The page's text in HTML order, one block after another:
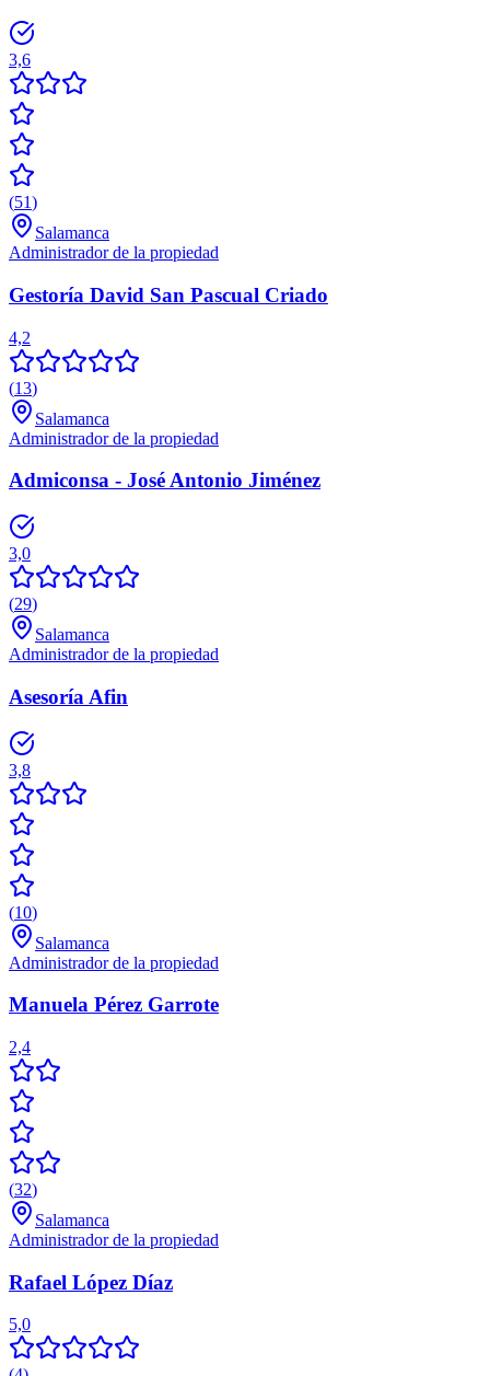
3,6
(51)
Salamanca
Administrador de la propiedad
Gestoría David San Pascual Criado
4,2
(13)
Salamanca
Administrador de la propiedad
Admiconsa - José Antonio Jiménez
3,0
(29)
Salamanca
Administrador de la propiedad
Asesoría Afin
3,8
(10)
Salamanca
Administrador de la propiedad
Manuela Pérez Garrote
2,4
(32)
Salamanca
Administrador de la propiedad
Rafael López Díaz
5,0